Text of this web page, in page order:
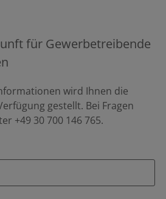
für Gewerbetreibende
wird Ihnen die
gestellt. Bei Fragen
+49 30 700 146 765.